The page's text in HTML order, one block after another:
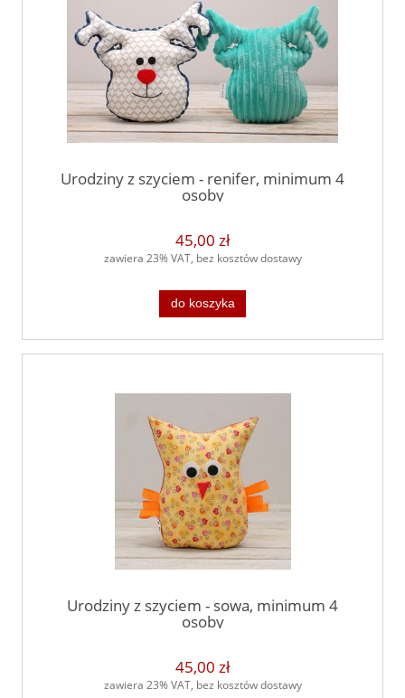
Urodziny z szyciem - renifer, minimum 4
osoby
45,00 zł
zawiera 23% VAT, bez kosztów dostawy
do koszyka
Urodziny z szyciem - sowa, minimum 4
osoby
45,00 zł
zawiera 23% VAT, bez kosztów dostawy